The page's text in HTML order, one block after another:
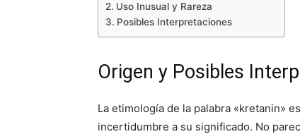
Uso Inusual y Rareza
Posibles Interpretaciones
Origen y Posibles
La etimología de la palabra «kretanin»
incertidumbre a su significado. No